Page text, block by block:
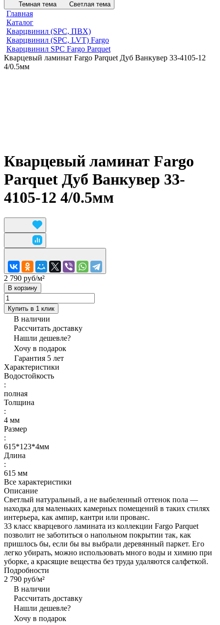
Темная тема Светлая тема
Главная
Каталог
Кварцвинил (SPC, ПВХ)
Кварцвинил (SPC, LVT) Fargo
Кварцвинил SPC Fargo Parquet
Кварцевый ламинат Fargo Parquet Дуб Ванкувер 33-4105-12
4/0.5мм
Кварцевый ламинат Fargo
Parquet Дуб Ванкувер 33-
4105-12 4/0.5мм
2 790 руб/м²
В корзину
Купить в 1 клик
В наличии
Рассчитать доставку
Нашли дешевле?
Хочу в подарок
Гарантия 5 лет
Характеристики
Водостойкость
:
полная
Толщина
:
4 мм
Размер
:
615*123*4мм
Длина
:
615 мм
Все характеристики
Описание
Светлый натуральный, а не выбеленный оттенок пола —
находка для маленьких камерных помещений в таких стилях
интерьера, как ампир, кантри или прованс.
33 класс кварцевого ламината из коллекции Fargo Parquet
позволит не заботиться о напольном покрытии так, как
пришлось бы, если бы вы выбрали деревянный паркет. Его
легко убирать, можно использовать много воды и химию при
уборке, а красящие вещества без труда удаляются салфеткой.
Подробности
2 790 руб/м²
В наличии
Рассчитать доставку
Нашли дешевле?
Хочу в подарок